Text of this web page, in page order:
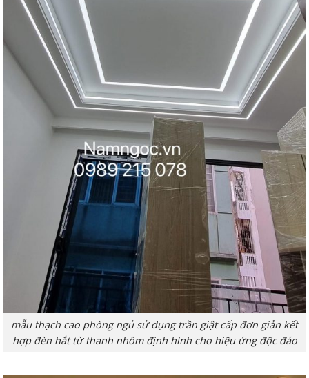
mẫu thạch cao phòng ngủ sử dụng trần giật cấp đơn giản kết
hợp đèn hắt từ thanh nhôm định hình cho hiệu ứng độc đáo